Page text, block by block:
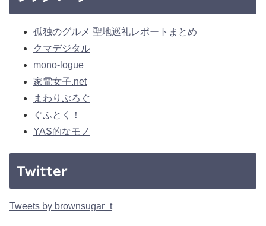
孤独のグルメ 聖地巡礼レポートまとめ
クマデジタル
mono-logue
家電女子.net
まわりぶろぐ
ぐふとく！
YAS的なモノ
Twitter
Tweets by brownsugar_t